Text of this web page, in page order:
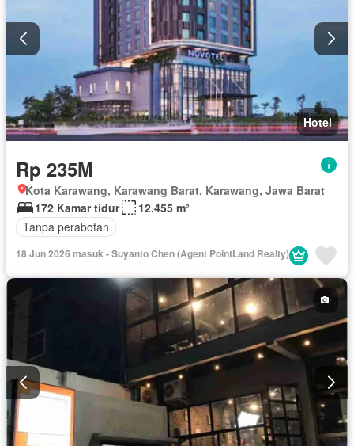
Hotel
Rp 235M
Kota Karawang, Karawang Barat, Karawang, Jawa Barat
172 Kamar tidur
12.455 m²
Tanpa perabotan
18 Jun 2026 masuk - Suyanto Chen (Agent PointLand Realty)